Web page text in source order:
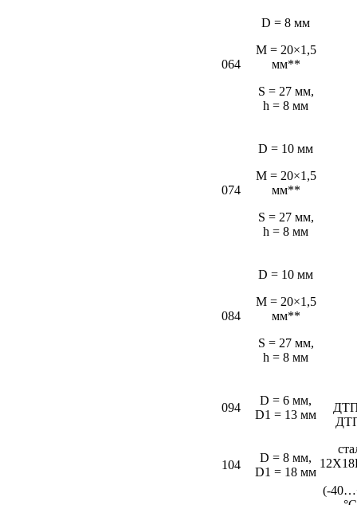
(-
064
D = 8 мм
M = 20×1,5
мм**
S = 27 мм,
h = 8 мм
074
D = 10 мм
M = 20×1,5
мм**
S = 27 мм,
h = 8 мм
084
D = 10 мм
M = 20×1,5
мм**
S = 27 мм,
h = 8 мм
094
D = 6 мм,
D1 = 13 мм
104
D = 8 мм,
D1 = 18 мм